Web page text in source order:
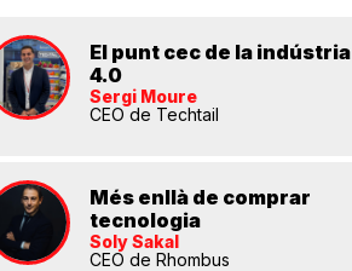
El punt cec de la indústria
4.0
Sergi Moure
CEO de Techtail
Més enllà de comprar
tecnologia
Soly Sakal
CEO de Rhombus